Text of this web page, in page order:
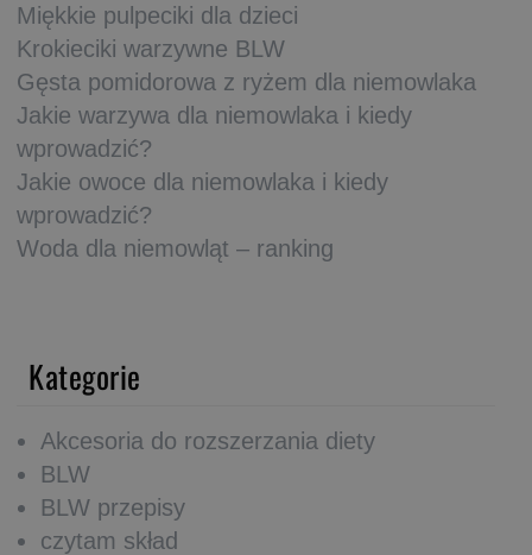
Miękkie pulpeciki dla dzieci
Krokieciki warzywne BLW
Gęsta pomidorowa z ryżem dla niemowlaka
Jakie warzywa dla niemowlaka i kiedy
wprowadzić?
Jakie owoce dla niemowlaka i kiedy
wprowadzić?
Woda dla niemowląt – ranking
Kategorie
Akcesoria do rozszerzania diety
BLW
BLW przepisy
czytam skład